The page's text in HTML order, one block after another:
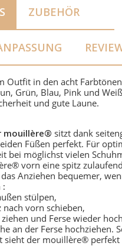
ZUBEHÖR
Outfit in den acht
Grün, Blau, Pink und
und gute Laune.
mouillère® sitzt dank
Füßen perfekt. Für
bei möglichst vielen
vorn eine spitz
Anziehen bequemer,
:
stülpen,
nach vorn schieben,
und Ferse wieder
an der Ferse hochziehen.
sieht der mouillère® perfekt